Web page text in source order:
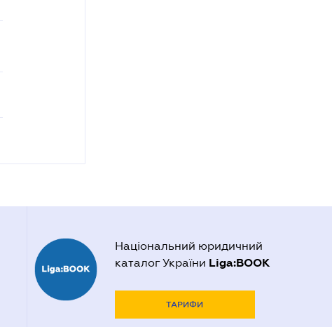
Національний юридичний
каталог України Liga:BOOK
ТАРИФИ